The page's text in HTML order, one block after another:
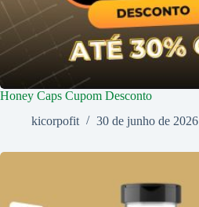
Honey Caps Cupom Desconto
kicorpofit
30 de junho de 2026